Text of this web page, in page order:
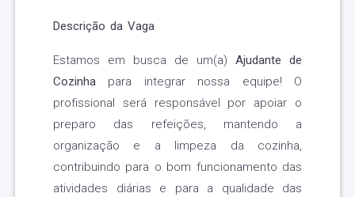
Descrição da Vaga
Estamos em busca de um(a) Ajudante de
Cozinha para integrar nossa equipe! O
profissional será responsável por apoiar o
preparo das refeições, mantendo a
organização e a limpeza da cozinha,
contribuindo para o bom funcionamento das
atividades diárias e para a qualidade das